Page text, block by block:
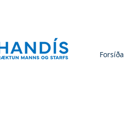
Forsíða